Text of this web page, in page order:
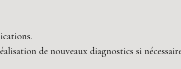
de nouveaux diagnostics si